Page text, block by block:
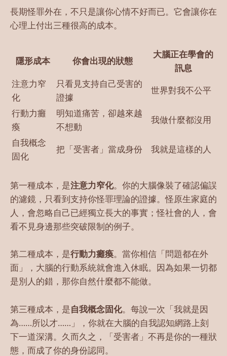
長期怪罪外在，不只是讓你心情不好而已。它會讓你在
心理上付出三種很高的成本。
隱形成本 你會出現的狀態
大腦正在學會的
訊息
注意力窄
化
只看見支持自己受害的
證據
世界對我不公平
行動力癱
瘓
明知道痛苦，卻越來越
不想動
我做什麼都沒用
自我概念
固化
把「受害者」當成身份 我就是這樣的人
第一種成本，是注意力窄化。你的大腦像裝了確認偏誤
的濾鏡，只看到支持你怪罪理論的證據。怪原生家庭的
人，會忽略自己已經獨立長大的事實；怪社會的人，會
看不見身邊那些突破限制的例子。
第二種成本，是行動力癱瘓。當你相信「問題都在外
面」，大腦的行動系統就會進入休眠。因為如果一切都
是別人的錯，那你自然什麼都不能做。
第三種成本，是自我概念固化。每說一次「我就是因
為……所以才……」，你就在大腦的自我認知網路上刻
下一道深溝。久而久之，「受害者」不再是你的一種狀
態，而成了你的身份認同。